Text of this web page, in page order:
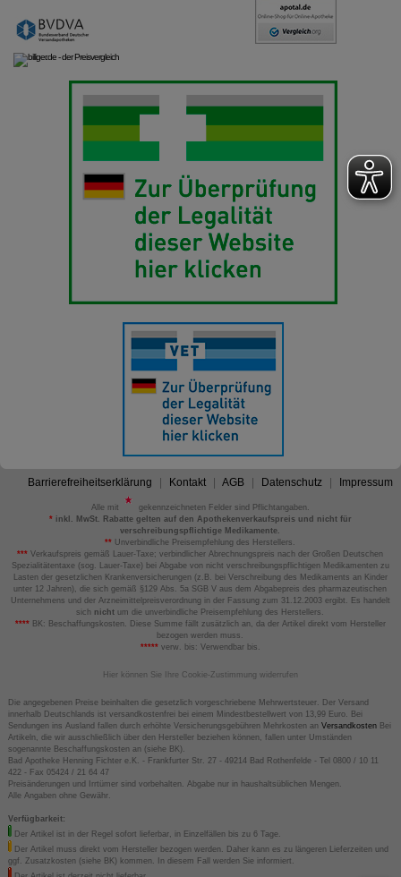
Barrierefreiheitserklärung Kontakt AGB Datenschutz Impressum
Alle mit
gekennzeichneten Felder sind Pflichtangaben.
*inkl. MwSt. Rabatte gelten auf den Apothekenverkaufspreis und nicht für
verschreibungspflichtige Medikamente.
** Unverbindliche Preisempfehlung des Herstellers.
*** Verkaufspreis gemäß Lauer-Taxe; verbindlicher Abrechnungspreis nach der Großen Deutschen
Spezialitätentaxe (sog. Lauer-Taxe) bei Abgabe von nicht verschreibungspflichtigen Medikamenten zu
Lasten der gesetzlichen Krankenversicherungen (z.B. bei Verschreibung des Medikaments an Kinder
unter 12 Jahren), die sich gemäß §129 Abs. 5a SGB V aus dem Abgabepreis des pharmazeutischen
Unternehmens und der Arzneimittelpreisverordnung in der Fassung zum 31.12.2003 ergibt. Es handelt
sich nicht um die unverbindliche Preisempfehlung des Herstellers.
****BK: Beschaffungskosten. Diese Summe fällt zusätzlich an, da der Artikel direkt vom Hersteller
bezogen werden muss.
*****verw. bis: Verwendbar bis.
Hier können Sie Ihre Cookie-Zustimmung widerrufen
Die angegebenen Preise beinhalten die gesetzlich vorgeschriebene Mehrwertsteuer. Der Versand
innerhalb Deutschlands ist versandkostenfrei bei einem Mindestbestellwert von 13,99 Euro. Bei
Sendungen ins Ausland fallen durch erhöhte Versicherungsgebühren Mehrkosten an VersandkostenBei
Artikeln, die wir ausschließlich über den Hersteller beziehen können, fallen unter Umständen
sogenannte Beschaffungskosten an (siehe BK).
Bad Apotheke Henning Fichter e.K. - Frankfurter Str. 27 - 49214 Bad Rothenfelde - Tel 0800 / 10 11
422 - Fax 05424 / 21 64 47
Preisänderungen und Irrtümer sind vorbehalten. Abgabe nur in haushaltsüblichen Mengen.
Alle Angaben ohne Gewähr.
Verfügbarkeit:
Der Artikel ist in der Regel sofort lieferbar, in Einzelfällen bis zu 6 Tage.
Der Artikel muss direkt vom Hersteller bezogen werden. Daher kann es zu längeren Lieferzeiten und
ggf. Zusatzkosten (siehe BK) kommen. In diesem Fall werden Sie informiert.